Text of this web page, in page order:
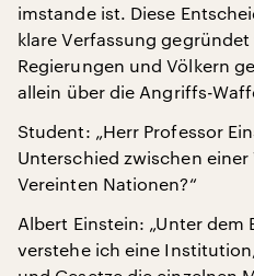
imstande ist. Diese
klare Verfassung
Regierungen und Völkern
allein über die Angriffs-
Student: „Herr Professor
Unterschied zwischen
Vereinten Nationen?“
Albert Einstein: „Unter dem
verstehe ich eine